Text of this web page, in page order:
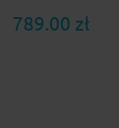
789.00 zł